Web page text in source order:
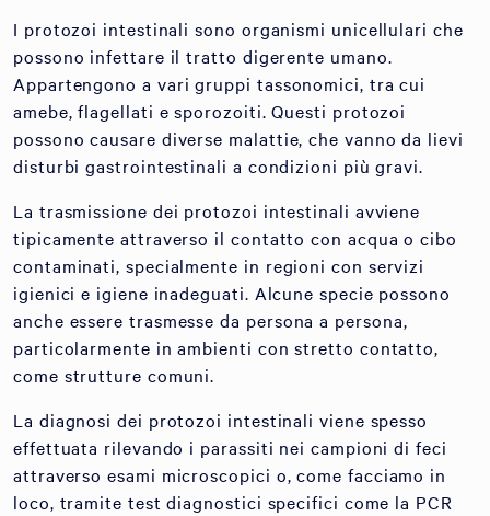
I protozoi intestinali sono organismi unicellulari che
possono infettare il tratto digerente umano.
Appartengono a vari gruppi tassonomici, tra cui
amebe, flagellati e sporozoiti. Questi protozoi
possono causare diverse malattie, che vanno da lievi
disturbi gastrointestinali a condizioni più gravi.
La trasmissione dei protozoi intestinali avviene
tipicamente attraverso il contatto con acqua o cibo
contaminati, specialmente in regioni con servizi
igienici e igiene inadeguati. Alcune specie possono
anche essere trasmesse da persona a persona,
particolarmente in ambienti con stretto contatto,
come strutture comuni.
La diagnosi dei protozoi intestinali viene spesso
effettuata rilevando i parassiti nei campioni di feci
attraverso esami microscopici o, come facciamo in
loco, tramite test diagnostici specifici come la PCR